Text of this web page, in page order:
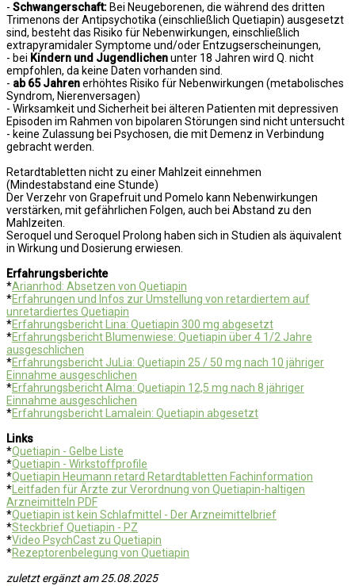
- Schwangerschaft: Bei Neugeborenen, die während des dritten
Trimenons der Antipsychotika (einschließlich Quetiapin) ausgesetzt
sind, besteht das Risiko für Nebenwirkungen, einschließlich
extrapyramidaler Symptome und/oder Entzugserscheinungen,
- bei Kindern und Jugendlichenunter 18 Jahren wird Q. nicht
empfohlen, da keine Daten vorhanden sind.
- ab 65 Jahrenerhöhtes Risiko für Nebenwirkungen (metabolisches
Syndrom, Nierenversagen)
- Wirksamkeit und Sicherheit bei älteren Patienten mit depressiven
Episoden im Rahmen von bipolaren Störungen sind nicht untersucht
- keine Zulassung bei Psychosen, die mit Demenz in Verbindung
gebracht werden.
Retardtabletten nicht zu einer Mahlzeit einnehmen
(Mindestabstand eine Stunde)
Der Verzehr von Grapefruit und Pomelo kann Nebenwirkungen
verstärken, mit gefährlichen Folgen, auch bei Abstand zu den
Mahlzeiten.
Seroquel und Seroquel Prolong haben sich in Studien als äquivalent
in Wirkung und Dosierung erwiesen.
Erfahrungsberichte
*Arianrhod: Absetzen von Quetiapin
*Erfahrungen und Infos zur Umstellung von retardiertem auf
unretardiertes Quetiapin
*Erfahrungsbericht Lina: Quetiapin 300 mg abgesetzt
*Erfahrungsbericht Blumenwiese: Quetiapin über 4 1/2 Jahre
ausgeschlichen
*Erfahrungsbericht JuLia: Quetiapin 25 / 50 mg nach 10 jähriger
Einnahme ausgeschlichen
*Erfahrungsbericht Alma: Quetiapin 12,5 mg nach 8 jähriger
Einnahme ausgeschlichen
*Erfahrungsbericht Lamalein: Quetiapin abgesetzt
Links
*Quetiapin - Gelbe Liste
*Quetiapin - Wirkstoffprofile
*Quetiapin Heumann retard Retardtabletten Fachinformation
* Leitfaden für Ärzte zur Verordnung von Quetiapin-haltigen
Arzneimitteln PDF
*Quetiapin ist kein Schlafmittel - Der Arzneimittelbrief
*Steckbrief Quetiapin - PZ
*Video PsychCast zu Quetiapin
*Rezeptorenbelegung von Quetiapin
zuletzt ergänzt am 25.08.2025